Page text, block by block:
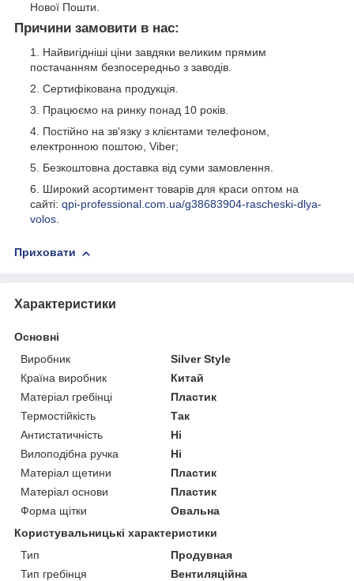
Нової Пошти.
Причини замовити в нас:
Найвигідніші ціни завдяки великим прямим
постачанням безпосередньо з заводів.
Сертифікована продукція.
Працюємо на ринку понад 10 років.
Постійно на зв'язку з клієнтами телефоном,
електронною поштою, Viber;
Безкоштовна доставка від суми замовлення.
Широкий асортимент товарів для краси оптом на
сайті: qpi-professional.com.ua/g38683904-rascheski-dlya-
volos.
Приховати
Характеристики
Основні
Виробник
Silver Style
Країна виробник
Китай
Матеріал гребінці
Пластик
Термостійкість
Так
Антистатичність
Ні
Вилоподібна ручка
Ні
Матеріал щетини
Пластик
Матеріал основи
Пластик
Форма щітки
Овальна
Користувальницькі характеристики
Тип
Продувная
Тип гребінця
Вентиляційна